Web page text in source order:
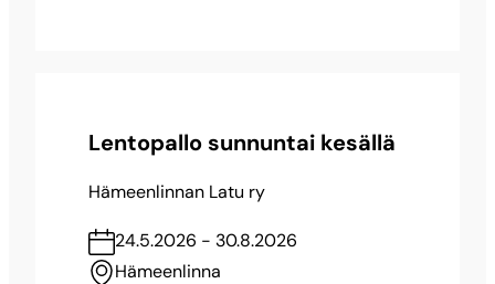
Lentopallo sunnuntai kesällä
Hämeenlinnan Latu ry
24.5.2026 - 30.8.2026
Hämeenlinna